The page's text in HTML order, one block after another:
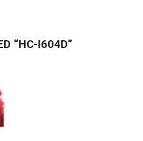
“HC-I604D”